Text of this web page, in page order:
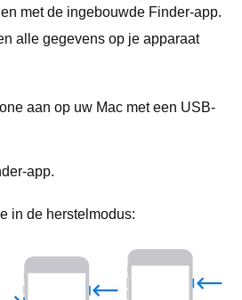
met de ingebouwde Finder-app.
alle gegevens op je apparaat
aan op uw Mac met een USB-
app.
in de herstelmodus: